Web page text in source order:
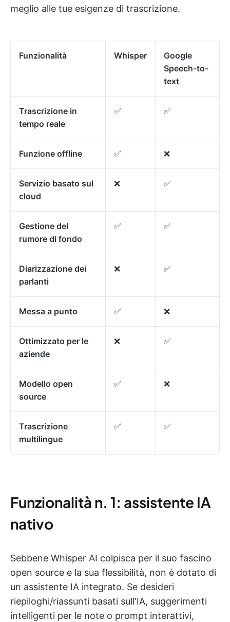
meglio alle tue esigenze di trascrizione.
Funzionalità Whisper
Google
Speech-to-
text
Trascrizione in
tempo reale
✅ ✅
Funzione offline ✅ ❌
Servizio basato sul
cloud
❌ ✅
Gestione del
rumore di fondo
✅ ✅
Diarizzazione dei
parlanti
❌ ✅
Messa a punto ✅ ❌
Ottimizzato per le
aziende
❌ ✅
Modello open
source
✅ ❌
Trascrizione
multilingue
✅ ✅
Funzionalità n. 1: assistente IA
nativo
Sebbene Whisper AI colpisca per il suo fascino
open source e la sua flessibilità, non è dotato di
un assistente IA integrato. Se desideri
riepiloghi/riassunti basati sull'IA, suggerimenti
intelligenti per le note o prompt interattivi,